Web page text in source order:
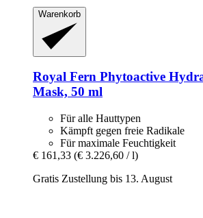
Warenkorb
Royal Fern Phytoactive
Mask, 50 ml
Für alle Hauttypen
Kämpft gegen freie Radikale
Für maximale Feuchtigkeit
€ 161,33 (€ 3.226,60 / l)
Gratis Zustellung bis 13. August